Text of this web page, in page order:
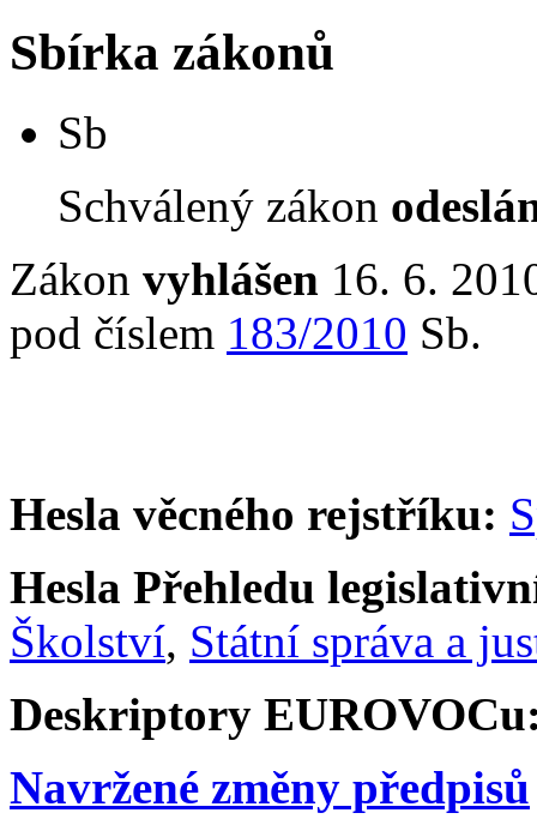
Sbírka zákonů
Sb
Schválený zákon
Zákon vyhlášen 16. 6.
pod číslem 183/2010 Sb.
Hesla věcného rejstříku:
Hesla Přehledu
Školství, Státní správa a
Deskriptory
Navržené změny předpisů